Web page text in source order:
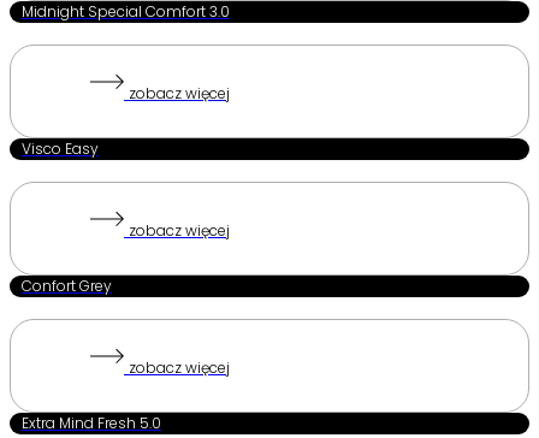
Midnight Special Comfort 3.0
zobacz więcej
Visco Easy
zobacz więcej
Confort Grey
zobacz więcej
Extra Mind Fresh 5.0